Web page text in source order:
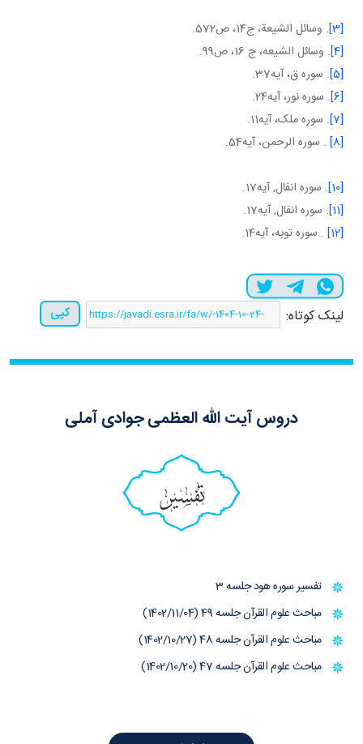
[3]
. وسائل الشيعة، ج‌14، ص572.
[4] . وسائل الشيعه، ج 16، ص99.
[5] . سوره ق، آيه37.
[6] . سوره نور، آيه24.
[7] . سوره ملک، آيه11.
[8]
. سوره الرحمن، آيه54.
[10]
. سوره انفال, آيه17.
[11]
. سوره انفال, آيه17.
[12]
. سوره توبه، آيه14.
لینک کوتاه: کپی
دروس آیت الله العظمی جوادی آملی
تفسیر
تفسیر سوره هود جلسه 3
مباحث علوم القرآن جلسه 49 (1402/11/04)
مباحث علوم القرآن جلسه 48 (1402/10/27)
مباحث علوم القرآن جلسه 47 (1402/10/20)